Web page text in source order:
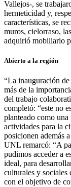
Vallejos-, se
hermeticidad y,
características, se
muros, cielorraso,
adquirió mobiliario
Abierto a la región
“La inauguración
más de la
del trabajo
completó: “este no
planteado como una
actividades para la
posicionen además
UNL remarcó: “A
pudimos acceder a
ideal, para
culturales y sociales
con el objetivo de